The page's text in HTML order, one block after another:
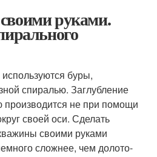
руками.
буры,
спиралью. Заглубление
производится не при помощи
своей оси. Сделать
своими руками
сложнее, чем долото-